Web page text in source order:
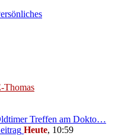
Thomas
Treffen am Dokto…
Heute, 10:59